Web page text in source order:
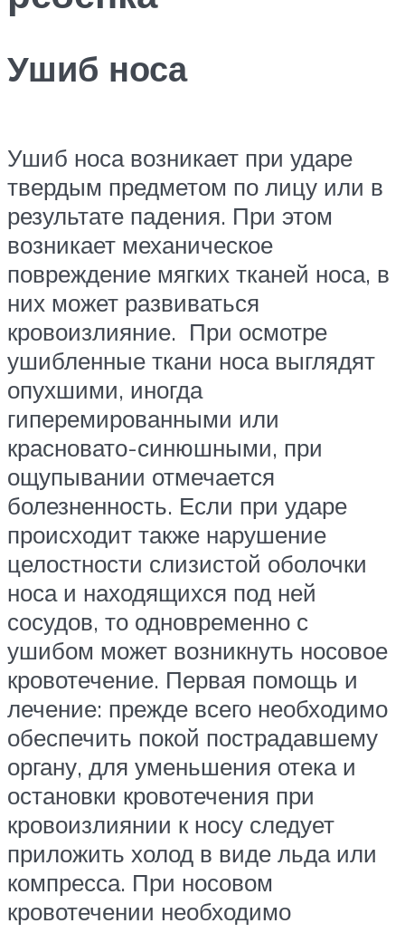
Ушиб носа
Ушиб носа возникает при ударе
твердым предметом по лицу или в
результате падения. При этом
возникает механическое
повреждение мягких тканей носа, в
них может развиваться
кровоизлияние. При осмотре
ушибленные ткани носа выглядят
опухшими, иногда
гиперемированными или
красновато-синюшными, при
ощупывании отмечается
болезненность. Если при ударе
происходит также нарушение
целостности слизистой оболочки
носа и находящихся под ней
сосудов, то одновременно с
ушибом может возникнуть носовое
кровотечение. Первая помощь и
лечение: прежде всего необходимо
обеспечить покой пострадавшему
органу, для уменьшения отека и
остановки кровотечения при
кровоизлиянии к носу следует
приложить холод в виде льда или
компресса. При носовом
кровотечении необходимо